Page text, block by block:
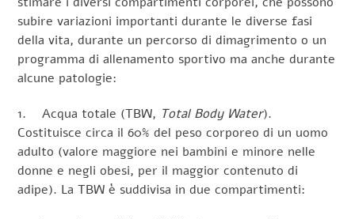
subire variazioni importanti durante le diverse fasi
della vita, durante un percorso di dimagrimento o un
programma di allenamento sportivo ma anche durante
alcune patologie:
1. Acqua totale (TBW, Total Body Water).
Costituisce circa il 60% del peso corporeo di un uomo
adulto (valore maggiore nei bambini e minore nelle
donne e negli obesi, per il maggior contenuto di
adipe). La TBW è suddivisa in due compartimenti: